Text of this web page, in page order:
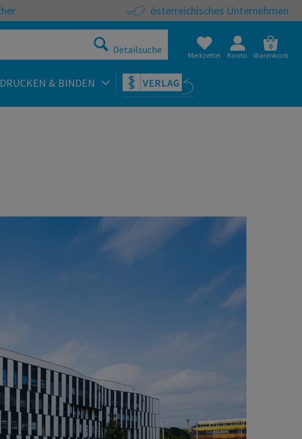
österreichisches Unternehmen
Detailsuche Merkzettel Konto
0
Warenkorb
& BINDEN